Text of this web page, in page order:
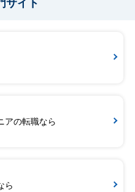
サイト
アの転職なら
ら